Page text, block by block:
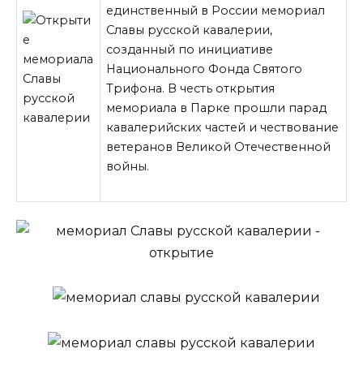
единственный в России мемориал
Славы русской кавалерии,
созданный по инициативе
Национального Фонда Святого
Трифона. В честь открытия
мемориала в Парке прошли парад
кавалерийских частей ичествование
ветеранов Великой Отечественной
войны.